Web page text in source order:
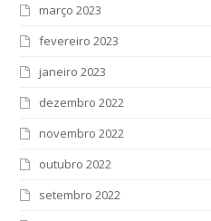
março 2023
fevereiro 2023
janeiro 2023
dezembro 2022
novembro 2022
outubro 2022
setembro 2022